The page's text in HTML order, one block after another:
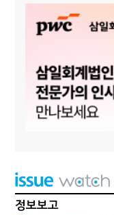
정보보고